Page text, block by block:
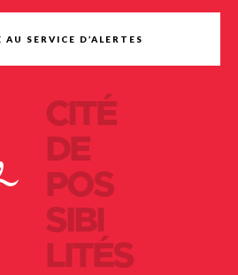
CITÉ
DE
POS
SIBI
LITÉS
AU SERVICE D’ALERTES